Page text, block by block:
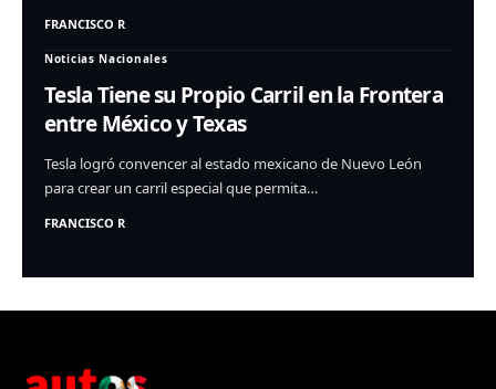
FRANCISCO R
Noticias Nacionales
Tesla Tiene su Propio Carril en la Frontera
entre México y Texas
Tesla logró convencer al estado mexicano de Nuevo León
para crear un carril especial que permita…
FRANCISCO R